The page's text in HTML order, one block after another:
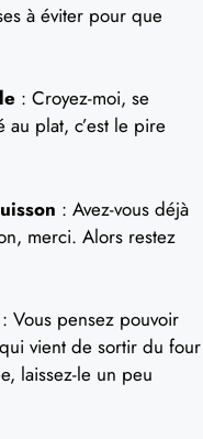
à éviter pour que
: Croyez-moi, se
au plat, c’est le pire
: Avez-vous déjà
merci. Alors restez
: Vous pensez pouvoir
vient de sortir du four
laissez-le un peu